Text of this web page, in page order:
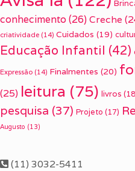
conhecimento(26) Creche
criatividade (14) Cuidados (19)
Educação Infantil (42)
Expressão (14) Finalmentes (20)
(25) leitura (75) livros
pesquisa (37) Projeto (17)
Augusto (13)
(11) 3032-5411